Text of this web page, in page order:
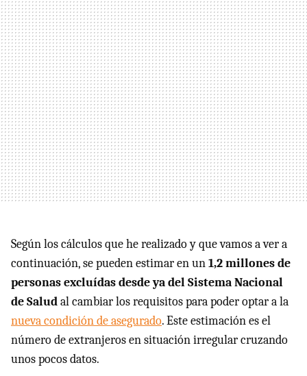
Según los cálculos que he realizado y que vamos a ver a
continuación, se pueden estimar en un1,2 millones de
personas excluídas desde ya del Sistema Nacional
de Saludal cambiar los requisitos para poder optar a la
nueva condición de asegurado. Este estimación es el
número de extranjeros en situación irregular cruzando
unos pocos datos.